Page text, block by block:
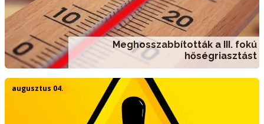
Meghosszabbították a III. fokú
hőségriasztást
augusztus 04.